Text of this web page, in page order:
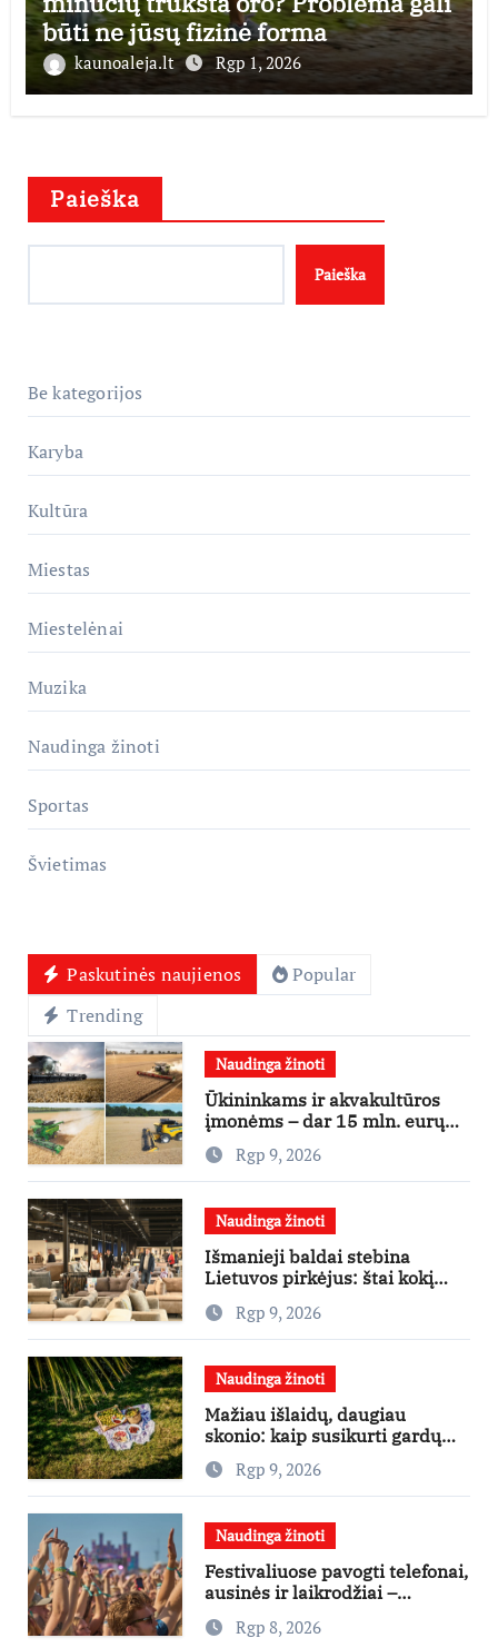
būti ne jūsų fizinė forma
kaunoaleja.lt Rgp 1, 2026
Paieška
Paieška
Be kategorijos
Karyba
Kultūra
Miestas
Miestelėnai
Muzika
Naudinga žinoti
Sportas
Švietimas
Paskutinės naujienos
Popular
Trending
Naudinga žinoti
Ūkininkams ir akvakultūros
įmonėms – dar 15 mln. eurų
lengvatinėms paskoloms
Rgp 9, 2026
Naudinga žinoti
Išmanieji baldai stebina
Lietuvos pirkėjus: štai kokį
išgraibsto pirmiausia
Rgp 9, 2026
Naudinga žinoti
Mažiau išlaidų, daugiau
skonio: kaip susikurti gardų
pikniką iš vos kelių produktų
Rgp 9, 2026
Naudinga žinoti
Festivaliuose pavogti telefonai,
ausinės ir laikrodžiai –
ekspertai primena apie
didžiausias finansines rizikas
Rgp 8, 2026